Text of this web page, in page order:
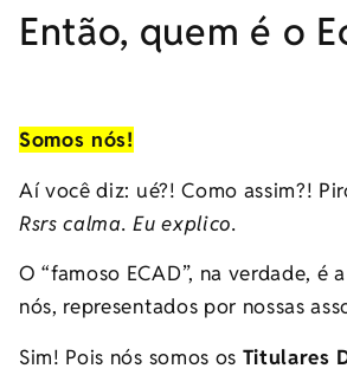
Então, quem é o
Somos nós!
Aí você diz: ué?! Como assim?!
Rsrs calma. Eu explico.
O “famoso ECAD”, na verdade, é
nós, representados por nossas
Sim! Pois nós somos os Titulares